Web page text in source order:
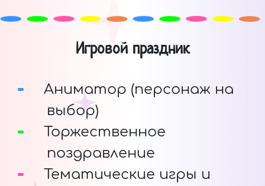
Игровой праздник
Аниматор (персонаж на
выбор)
Торжественное
поздравление
Тематические игры и